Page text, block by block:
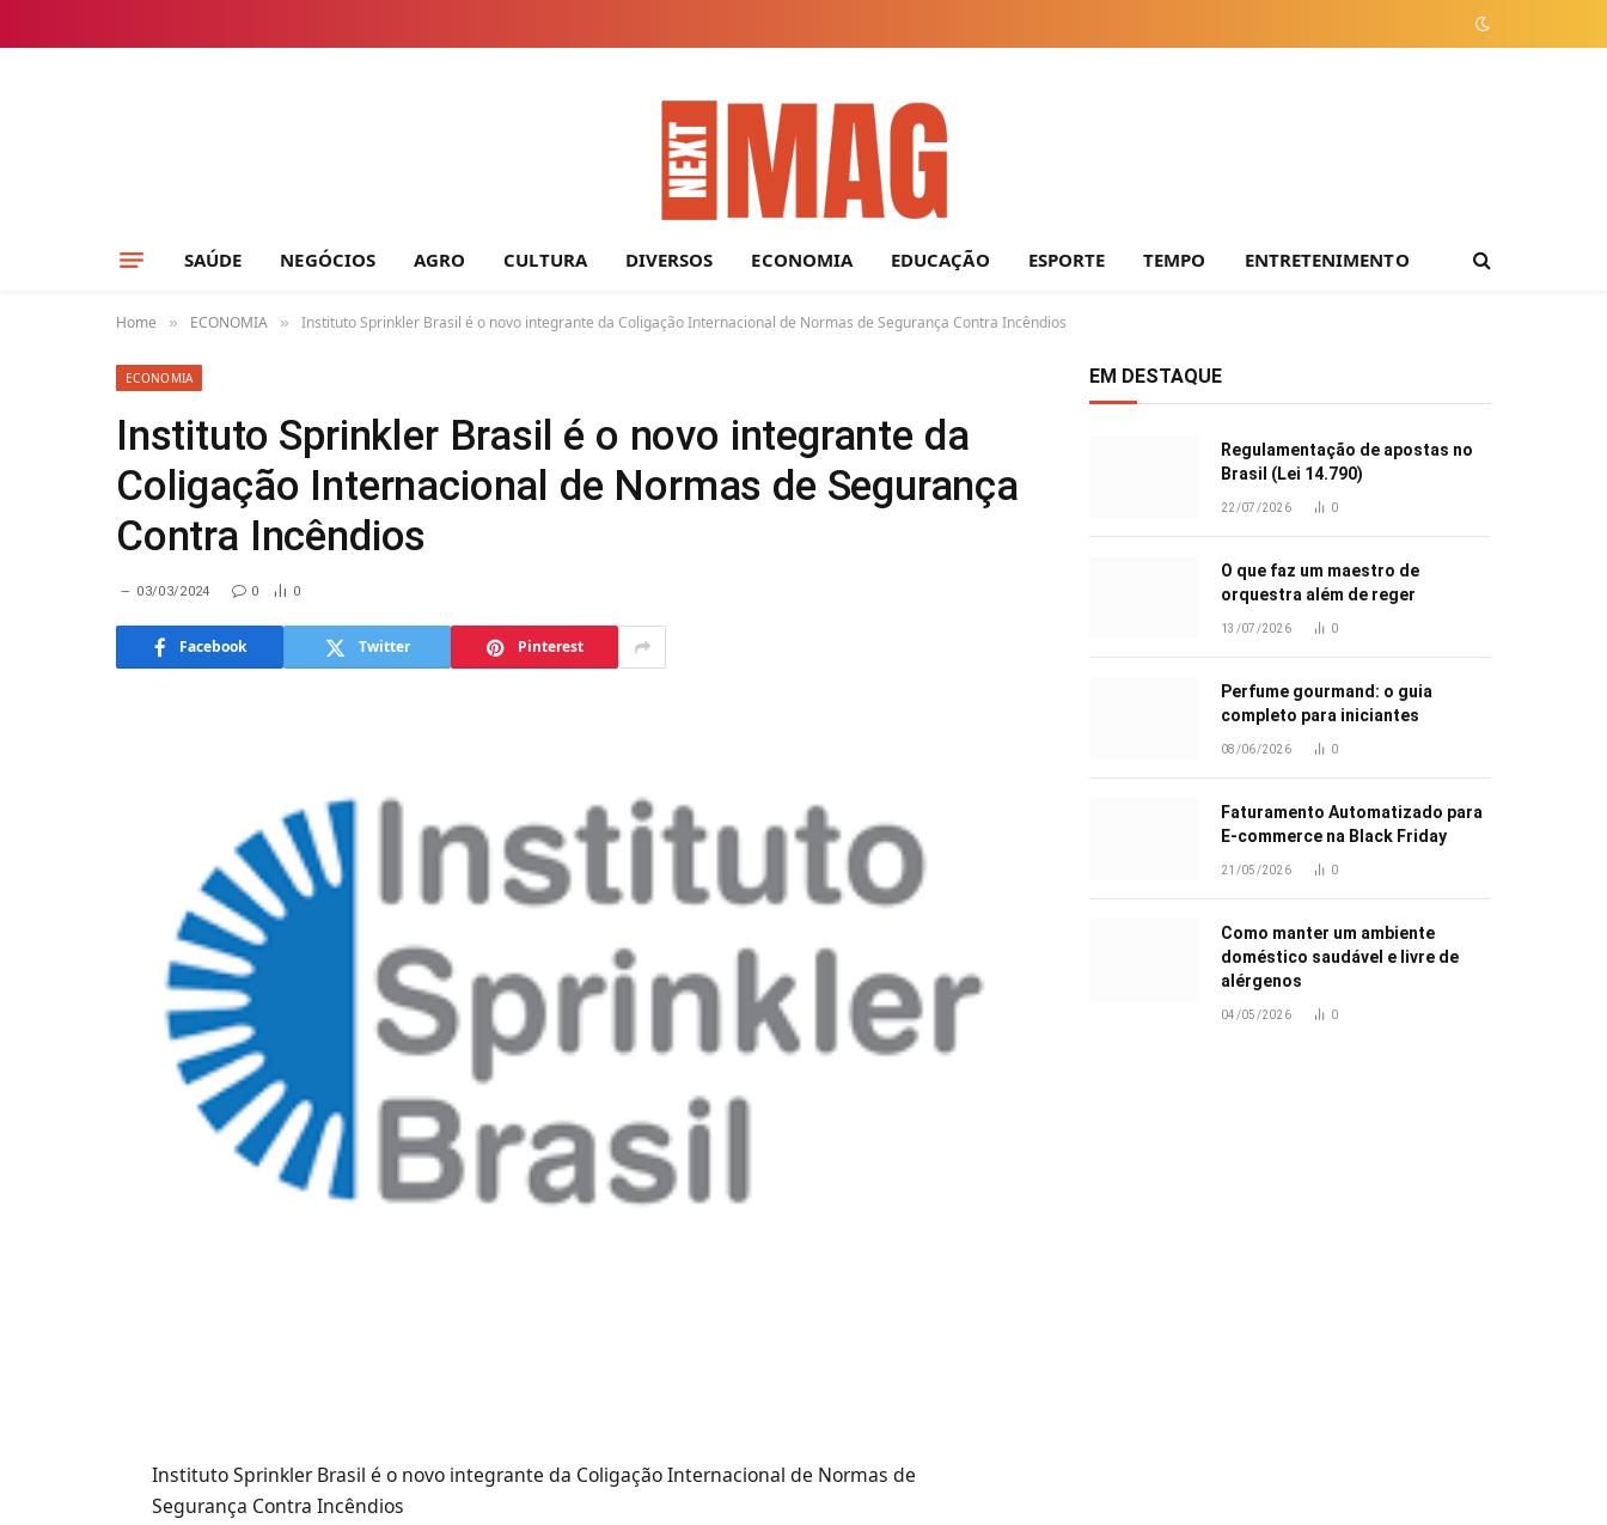
SAÚDE NEGÓCIOS AGRO CULTURA DIVERSOS ECONOMIA EDUCAÇÃO ESPORTE TEMPO ENTRETENIMENTO
Home » ECONOMIA » Instituto Sprinkler Brasil é o novo integrante da Coligação Internacional de Normas de Segurança Contra Incêndios
ECONOMIA
Instituto Sprinkler Brasil é o novo integrante da
Coligação Internacional de Normas de Segurança
Contra Incêndios
03/03/2024 0 0
Facebook Twitter Pinterest
Instituto Sprinkler Brasil é o novo integrante da Coligação Internacional de Normas de
Segurança Contra Incêndios
EM DESTAQUE
Regulamentação de apostas no
Brasil (Lei 14.790)
22/07/2026 0
O que faz um maestro de
orquestra além de reger
13/07/2026 0
Perfume gourmand: o guia
completo para iniciantes
08/06/2026 0
Faturamento Automatizado para
E-commerce na Black Friday
21/05/2026 0
Como manter um ambiente
doméstico saudável e livre de
alérgenos
04/05/2026 0